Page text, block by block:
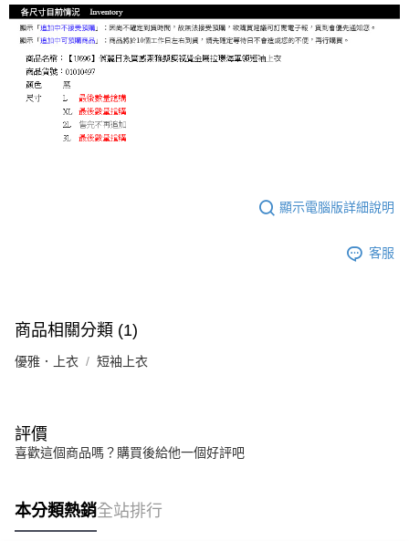
顯示電腦版詳細說明
客服
商品相關分類 (1)
優雅．上衣 短袖上衣
評價
喜歡這個商品嗎？購買後給他一個好評吧
本分類熱銷全站排行